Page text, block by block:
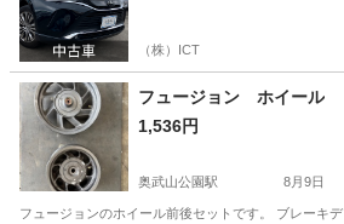
（株）ICT
フュージョン ホイール
1,536円
奥武山公園駅 8月9日
フュージョンのホイール前後セットです。 ブレーキ